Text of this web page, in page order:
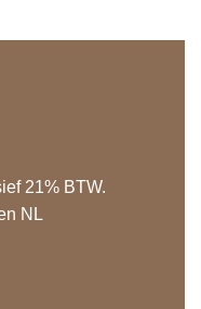
21% BTW.
NL